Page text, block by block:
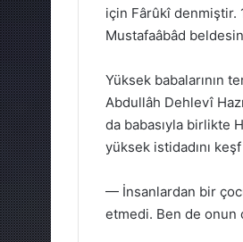
için Fârûkî denmiştir.
Mustafaâbâd
Yüksek babalarının
Abdullâh Dehlevî
da babasıyla birlikte
yüksek istidadını
— İnsanlardan bir
etmedi. Ben de onun